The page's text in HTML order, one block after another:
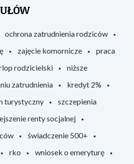
ochrona zatrudnienia rodziców
zajęcie komornicze
praca
rodzicielski
niższe
zatrudnienia
kredyt 2%
turystyczny
szczepienia
renty socjalnej
świadczenie 500+
rko
wniosek o emeryturę